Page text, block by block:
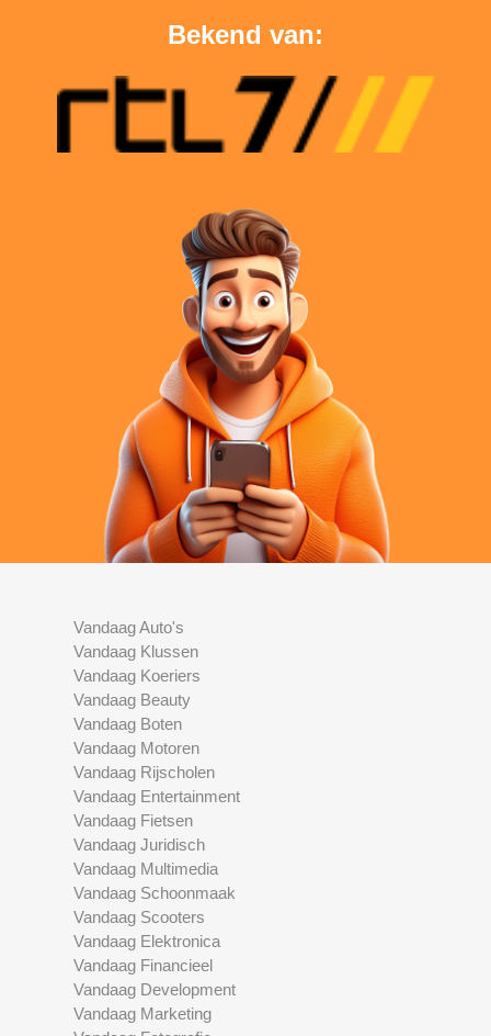
Bekend van:
Vandaag Auto's
Vandaag Klussen
Vandaag Koeriers
Vandaag Beauty
Vandaag Boten
Vandaag Motoren
Vandaag Rijscholen
Vandaag Entertainment
Vandaag Fietsen
Vandaag Juridisch
Vandaag Multimedia
Vandaag Schoonmaak
Vandaag Scooters
Vandaag Elektronica
Vandaag Financieel
Vandaag Development
Vandaag Marketing